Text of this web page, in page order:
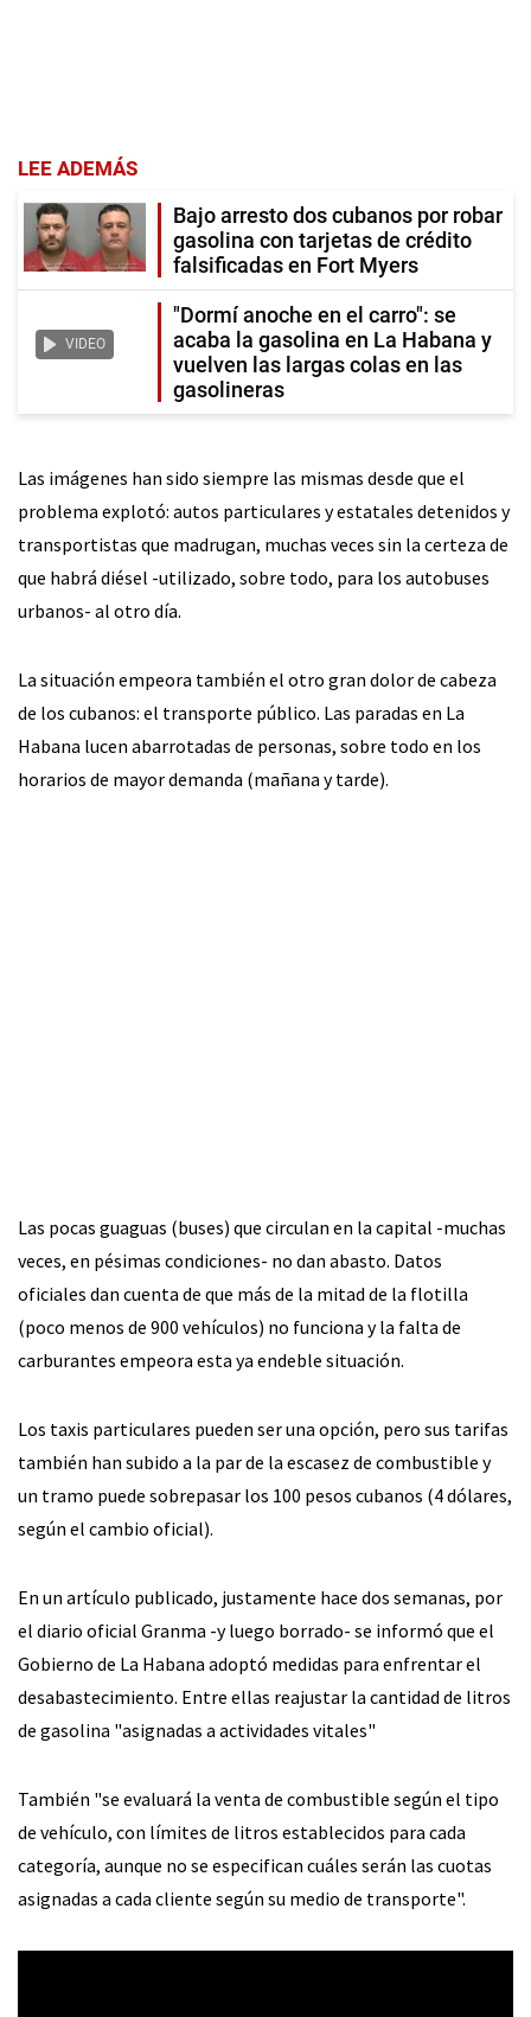
LEE ADEMÁS
Bajo arresto dos cubanos por robar
gasolina con tarjetas de crédito
falsificadas en Fort Myers
VIDEO
"Dormí anoche en el carro": se
acaba la gasolina en La Habana y
vuelven las largas colas en las
gasolineras
Las imágenes han sido siempre las mismas desde que el
problema explotó: autos particulares y estatales detenidos y
transportistas que madrugan, muchas veces sin la certeza de
que habrá diésel -utilizado, sobre todo, para los autobuses
urbanos- al otro día.
La situación empeora también el otro gran dolor de cabeza
de los cubanos: el transporte público. Las paradas en La
Habana lucen abarrotadas de personas, sobre todo en los
horarios de mayor demanda (mañana y tarde).
Las pocas guaguas (buses) que circulan en la capital -muchas
veces, en pésimas condiciones- no dan abasto. Datos
oficiales dan cuenta de que más de la mitad de la flotilla
(poco menos de 900 vehículos) no funciona y la falta de
carburantes empeora esta ya endeble situación.
Los taxis particulares pueden ser una opción, pero sus tarifas
también han subido a la par de la escasez de combustible y
un tramo puede sobrepasar los 100 pesos cubanos (4 dólares,
según el cambio oficial).
En un artículo publicado, justamente hace dos semanas, por
el diario oficial Granma -y luego borrado- se informó que el
Gobierno de La Habana adoptó medidas para enfrentar el
desabastecimiento. Entre ellas reajustar la cantidad de litros
de gasolina "asignadas a actividades vitales"
También "se evaluará la venta de combustible según el tipo
de vehículo, con límites de litros establecidos para cada
categoría, aunque no se especifican cuáles serán las cuotas
asignadas a cada cliente según su medio de transporte".